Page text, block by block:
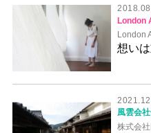
London
London
想い
風雲会
株式会